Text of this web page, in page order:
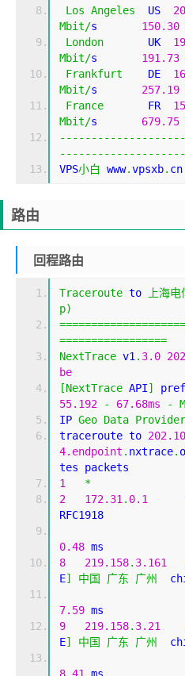
Los Angeles
  US
Mbit/s 150.30
London
       UK
Mbit/s 191.73
Frankfurt
    DE
Mbit/s 257.19
France
       FR
Mbit/s 679.75
VPS小白 www.vpsxb. cn
路由
回程路由
Traceroute to 上海电
p)
=================
NextTrace v1 . 3.0
be
[NextTrace API]
55.192
- 67.68ms -
IP Geo Data Provider
traceroute to
4.endpoint . nxtrace.
tes packets
1
*
2
172.31 . 0.1
RFC1918
0.48 ms
8
219.158. 3.161
E] 中国 广东 广州
7.59 ms
9
219.158. 3.21
E] 中国 广东 广州